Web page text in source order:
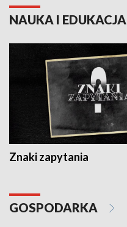
NAUKA I EDUKACJA
Znaki zapytania
GOSPODARKA